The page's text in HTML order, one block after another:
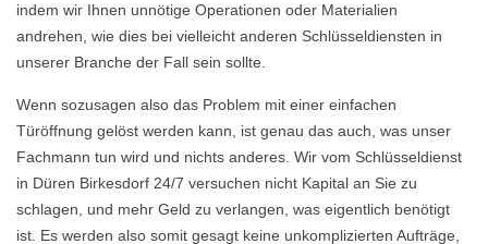
indem wir Ihnen unnötige Operationen oder Materialien
andrehen, wie dies bei vielleicht anderen Schlüsseldiensten in
unserer Branche der Fall sein sollte.
Wenn sozusagen also das Problem mit einer einfachen
Türöffnung gelöst werden kann, ist genau das auch, was unser
Fachmann tun wird und nichts anderes. Wir vom Schlüsseldienst
in Düren Birkesdorf 24/7 versuchen nicht Kapital an Sie zu
schlagen, und mehr Geld zu verlangen, was eigentlich benötigt
ist. Es werden also somit gesagt keine unkomplizierten Aufträge,